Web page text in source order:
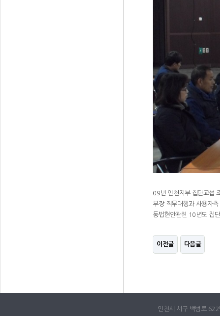
09년 인천지부 집단교섭
부장 직무대행과 사용자
동법현안관련 10년도 집
이전글 다음글
인천시 서구 백범로